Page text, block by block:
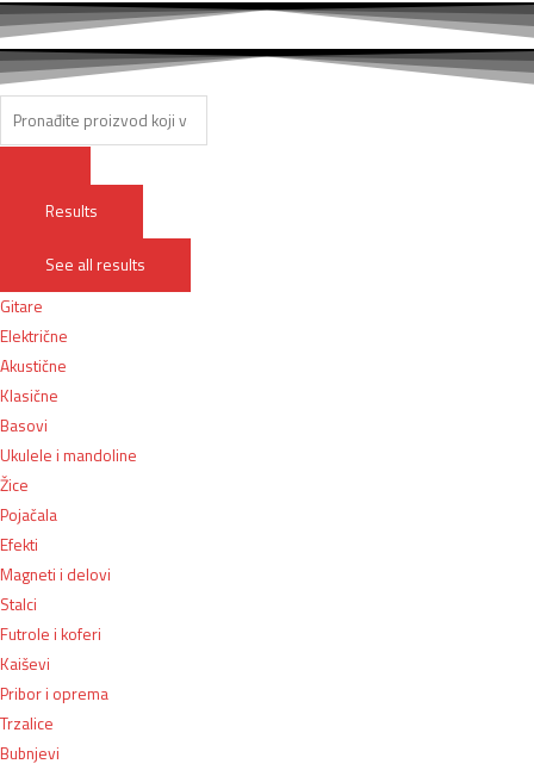
Results
See all results
Gitare
Električne
Akustične
Klasične
Basovi
Ukulele i mandoline
Žice
Pojačala
Efekti
Magneti i delovi
Stalci
Futrole i koferi
Kaiševi
Pribor i oprema
Trzalice
Bubnjevi